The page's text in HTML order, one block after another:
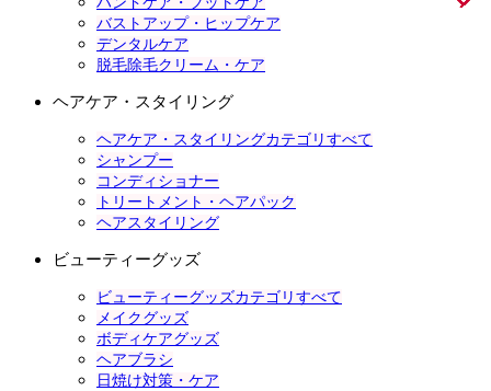
バストアップ・ヒップケア
デンタルケア
脱毛除毛クリーム・ケア
ヘアケア・スタイリング
ヘアケア・スタイリングカテゴリすべて
シャンプー
コンディショナー
トリートメント・ヘアパック
ヘアスタイリング
ビューティーグッズ
ビューティーグッズカテゴリすべて
メイクグッズ
ボディケアグッズ
ヘアブラシ
日焼け対策・ケア